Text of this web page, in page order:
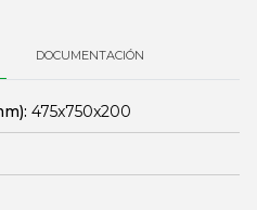
DOCUMENTACIÓN
475x750x200